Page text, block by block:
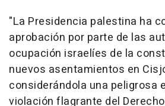
"La Presidencia palestina ha
aprobación por parte de las
ocupación israelíes de la
nuevos asentamientos en
considerándola una peligrosa
violación flagrante del